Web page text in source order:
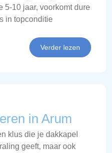
5-10 jaar, voorkomt dure
in topconditie
Verder lezen
in Arum
klus die je dakkapel
geeft, maar ook